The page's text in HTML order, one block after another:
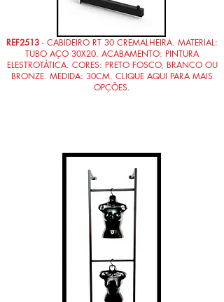
REF2513 - CABIDEIRO RT 30 CREMALHEIRA. MATERIAL:
TUBO AÇO 30X20. ACABAMENTO: PINTURA
ELESTROTÁTICA. CORES: PRETO FOSCO, BRANCO OU
BRONZE. MEDIDA: 30CM. CLIQUE AQUI PARA MAIS
OPÇÕES.